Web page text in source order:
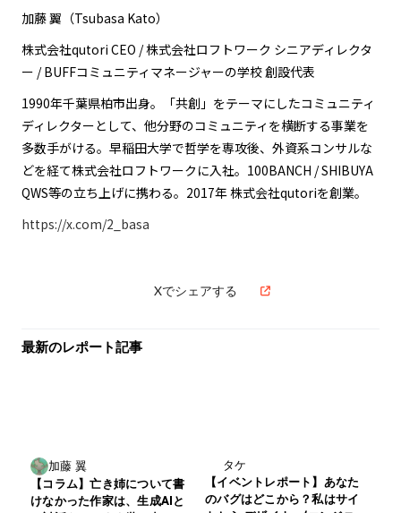
加藤 翼（Tsubasa Kato）
株式会社qutori CEO / 株式会社ロフトワーク シニアディレクタ
ー / BUFFコミュニティマネージャーの学校 創設代表
1990年千葉県柏市出身。「共創」をテーマにしたコミュニティ
ディレクターとして、他分野のコミュニティを横断する事業を
多数手がける。早稲田大学で哲学を専攻後、外資系コンサルな
どを経て株式会社ロフトワークに入社。100BANCH / SHIBUYA
QWS等の立ち上げに携わる。2017年 株式会社qutoriを創業。
https://x.com/2_basa
Xでシェアする
最新のレポート記事
加藤 翼
【コラム】亡き姉について書
けなかった作家は、生成AIと
タケ
【イベントレポート】あなた
のバグはどこから？私はサイ